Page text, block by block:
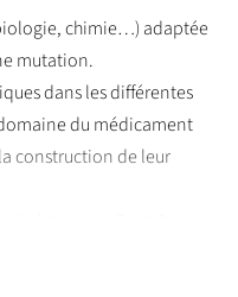
chimie…) adaptée
mutation.
dans les différentes
du médicament
construction de leur
les professionnels du